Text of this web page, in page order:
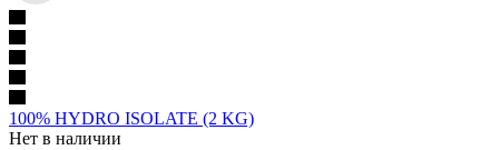
100% HYDRO ISOLATE (2 KG)
Нет в наличии